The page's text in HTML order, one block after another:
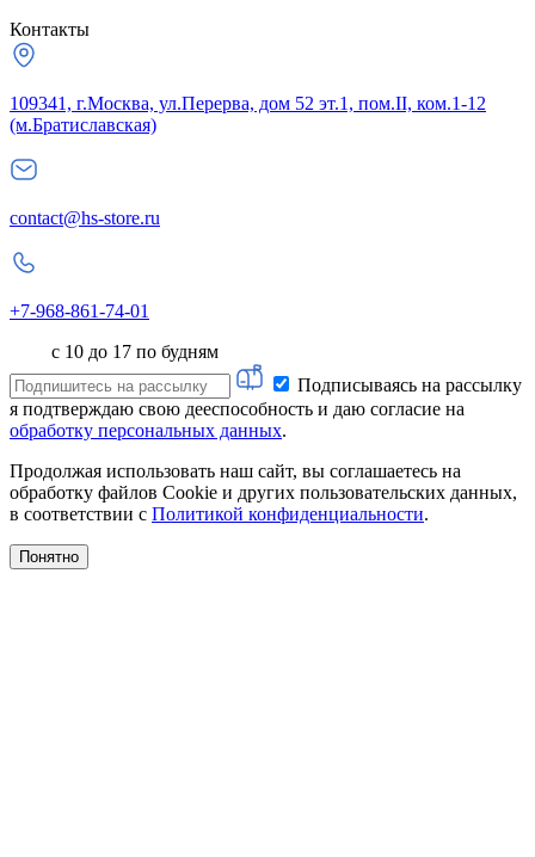
Контакты
109341, г.Москва, ул.Перерва, дом 52 эт.1, пом.II, ком.1-12
(м.Братиславская)
contact@hs-store.ru
+7-968-861-74-01
с 10 до 17 по будням
Подписываясь на рассылку
я подтверждаю свою дееспособность и даю согласие на
обработку персональных данных.
Продолжая использовать наш сайт, вы соглашаетесь на
обработку файлов Cookie и других пользовательских данных,
в соответствии с Политикой конфиденциальности.
Понятно